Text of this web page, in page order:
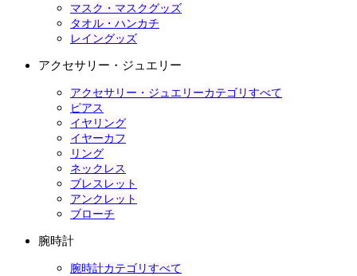
マスク・マスクグッズ
タオル・ハンカチ
レイングッズ
アクセサリー・ジュエリー
アクセサリー・ジュエリーカテゴリすべて
ピアス
イヤリング
イヤーカフ
リング
ネックレス
ブレスレット
アンクレット
ブローチ
腕時計
腕時計カテゴリすべて